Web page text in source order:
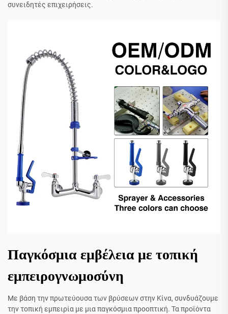
συνειδητές επιχειρήσεις.
Παγκόσμια εμβέλεια με τοπική
εμπειρογνωμοσύνη
Με βάση την πρωτεύουσα των βρύσεων στην Κίνα, συνδυάζουμε
την τοπική εμπειρία με μια παγκόσμια προοπτική. Τα προϊόντα